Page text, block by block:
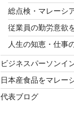
総点検・マレーシ
従業員の勤労意欲
人生の知恵・仕事
ビジネスパーソンイ
日本産食品をマレー
代表ブログ